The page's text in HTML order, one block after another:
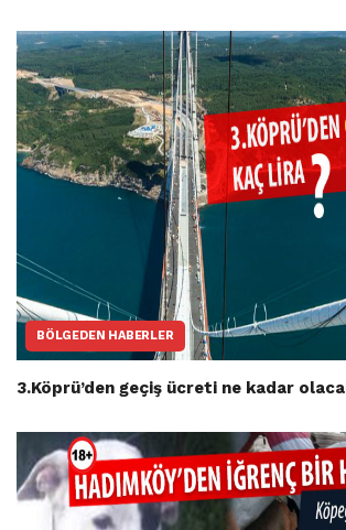
BÖLGEDEN HABERLER
3.Köprü’den geçiş ücreti ne kadar